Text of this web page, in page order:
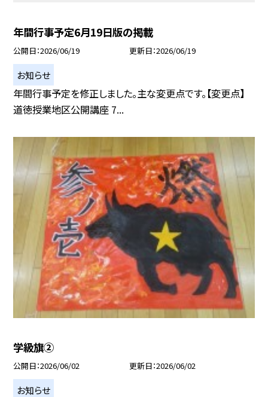
年間行事予定6月19日版の掲載
公開日 2026/06/19 更新日 2026/06/19
お知らせ
年間行事予定を修正しました。主な変更点です。【変更点】
道徳授業地区公開講座 7...
学級旗②
公開日 2026/06/02 更新日 2026/06/02
お知らせ